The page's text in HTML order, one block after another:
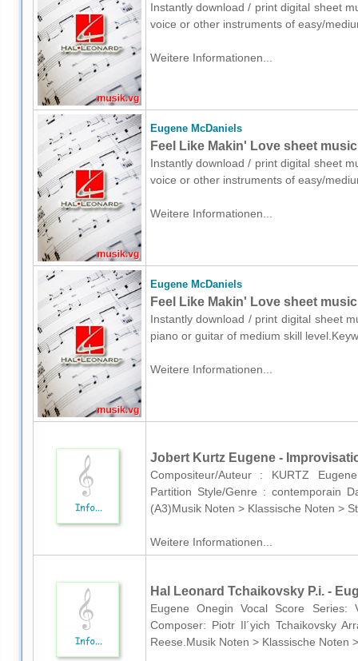
Instantly download / print digital sheet
voice or other instruments of easy/
Weitere Informationen...
Eugene McDaniels
Feel Like Makin' Love sheet
Instantly download / print digital sheet
voice or other instruments of easy/
Weitere Informationen...
Eugene McDaniels
Feel Like Makin' Love sheet
Instantly download / print digital sheet
piano or guitar of medium skill
Weitere Informationen...
Jobert Kurtz Eugene -
Compositeur/Auteur : KURTZ
Partition Style/Genre : contemporain
(A3)Musik Noten > Klassische Noten >
Weitere Informationen...
Hal Leonard Tchaikovsky P.i. -
Eugene Onegin Vocal Score Series:
Composer: Piotr Il´yich Tchaikovsky
Reese.Musik Noten > Klassische Noten